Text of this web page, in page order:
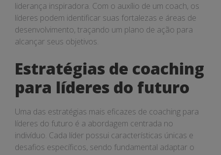
liderança inspiradora. Com o auxílio de um coach, os
líderes podem identificar suas fortalezas e áreas de
desenvolvimento, traçando um plano de ação para
alcançar seus objetivos.
Estratégias de coaching
para líderes do futuro
Uma das estratégias mais eficazes de coaching para
líderes do futuro é a abordagem centrada no
indivíduo. Cada líder possui características únicas e
desafios específicos, sendo fundamental adaptar o